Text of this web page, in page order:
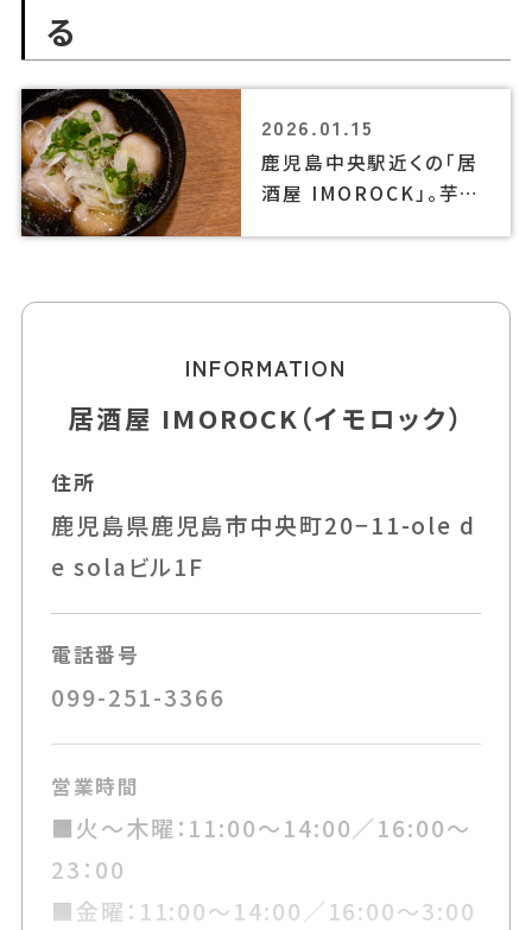
る
2026.01.15
鹿児島中央駅近くの「居
酒屋 IMOROCK」。芋焼
INFORMATION
居酒屋 IMOROCK（イモロック）
住所
鹿児島県鹿児島市中央町20−11-ole d
e solaビル1F
電話番号
099-251-3366
営業時間
■火～木曜：11:00～14:00／16:00～
23：00
■金曜：11:00～14:00／16:00～3:00